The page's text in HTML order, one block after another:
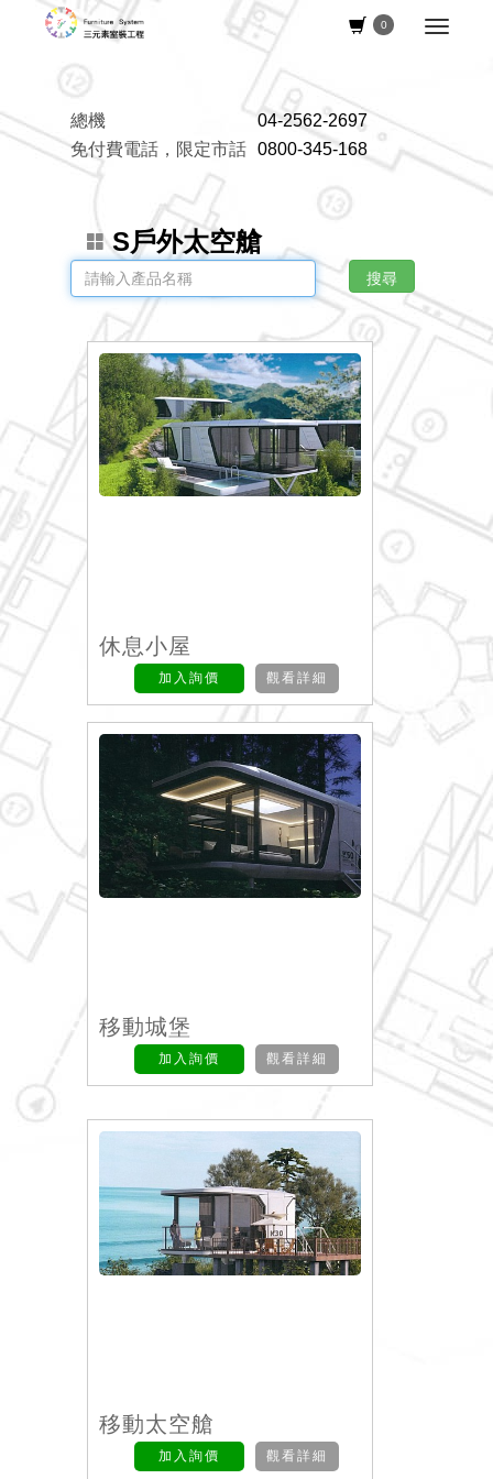
0
總機
04-2562-2697
免付費電話，限定市話 0800-345-168
S戶外太空艙
休息小屋
觀看詳細
加入詢價
移動城堡
觀看詳細
加入詢價
移動太空艙
觀看詳細
加入詢價